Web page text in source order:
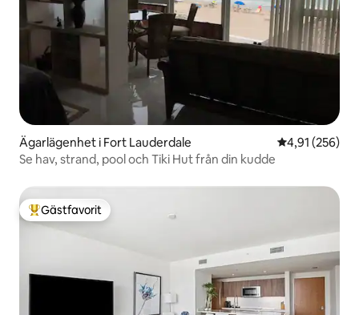
Ägarlägenhet i Fort Lauderdale 4,91 av 5 i
4,91 (256)
Se hav, strand, pool och Tiki Hut från din kudde
Populär gästfavorit
Gästfavorit